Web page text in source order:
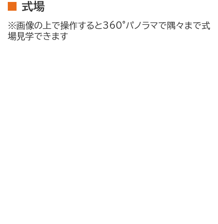
式場
※画像の上で操作すると360°パノラマで隅々まで式
場見学できます